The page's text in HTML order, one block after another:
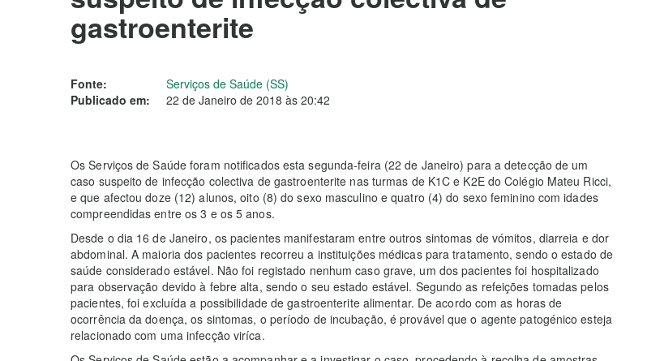
gastroenterite
Fonte:
Serviços de Saúde (SS)
Publicado em:
22 de Janeiro de 2018 às 20:42
Os Serviços de Saúde foram notificados esta segunda-feira (22 de Janeiro) para a detecção de um
caso suspeito de infecção colectiva de gastroenterite nas turmas de K1C e K2E do Colégio Mateu Ricci,
e que afectou doze (12) alunos, oito (8) do sexo masculino e quatro (4) do sexo feminino com idades
compreendidas entre os 3 e os 5 anos.
Desde o dia 16 de Janeiro, os pacientes manifestaram entre outros sintomas de vómitos, diarreia e dor
abdominal. A maioria dos pacientes recorreu a instituições médicas para tratamento, sendo o estado de
saúde considerado estável. Não foi registado nenhum caso grave, um dos pacientes foi hospitalizado
para observação devido à febre alta, sendo o seu estado estável. Segundo as refeições tomadas pelos
pacientes, foi excluída a possibilidade de gastroenterite alimentar. De acordo com as horas de
ocorrência da doença, os sintomas, o período de incubação, é provável que o agente patogénico esteja
relacionado com uma infecção viríca.